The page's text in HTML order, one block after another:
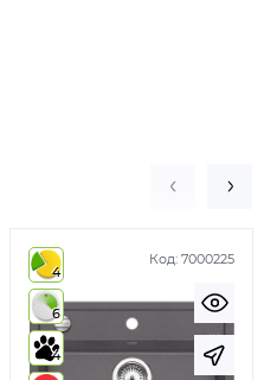
Код: 7000225
4
6
4